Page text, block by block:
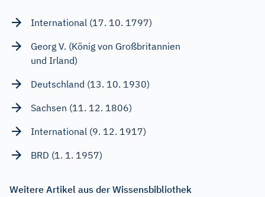
International (17. 10. 1797)
Georg V. (König von Großbritannien
und Irland)
Deutschland (13. 10. 1930)
Sachsen (11. 12. 1806)
International (9. 12. 1917)
BRD (1. 1. 1957)
Weitere Artikel aus der Wissensbibliothek